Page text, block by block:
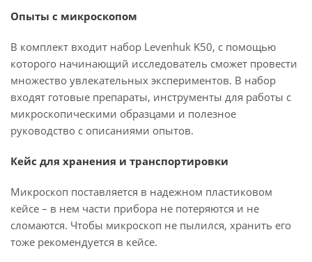
Опыты с микроскопом
В комплект входит набор Levenhuk K50, с помощью
которого начинающий исследователь сможет провести
множество увлекательных экспериментов. В набор
входят готовые препараты, инструменты для работы с
микроскопическими образцами и полезное
руководство с описаниями опытов.
Кейс для хранения и транспортировки
Микроскоп поставляется в надежном пластиковом
кейсе – в нем части прибора не потеряются и не
сломаются. Чтобы микроскоп не пылился, хранить его
тоже рекомендуется в кейсе.